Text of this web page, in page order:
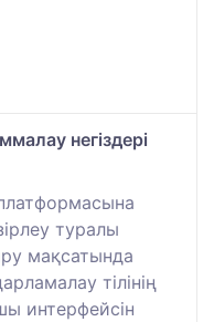
негіздері
туралы
мақсатында
тілінің
интерфейсін